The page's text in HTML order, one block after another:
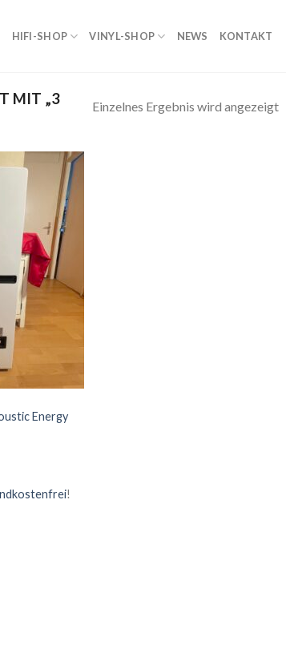
HIFI-SHOP VINYL-SHOP NEWS KONTAKT
MIT „3
Einzelnes Ergebnis wird angezeigt
Wunschliste
Energy
!